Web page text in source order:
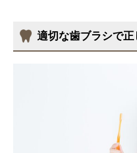
適切な歯ブラシで正